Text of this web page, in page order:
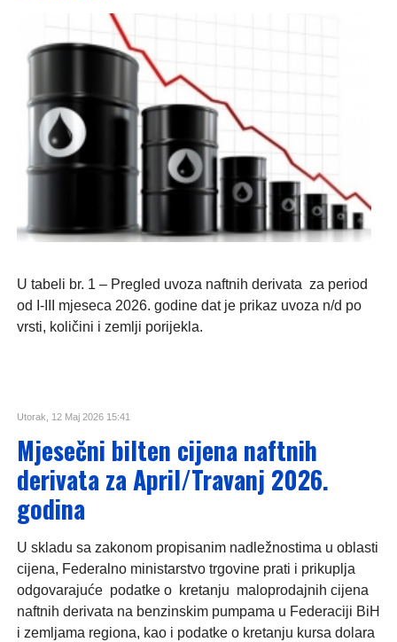
U tabeli br. 1 – Pregled uvoza naftnih derivata za period
od I-III mjeseca 2026. godine dat je prikaz uvoza n/d po
vrsti, količini i zemlji porijekla.
Utorak, 12 Maj 2026 15:41
Mjesečni bilten cijena naftnih
derivata za April/Travanj 2026.
godina
U skladu sa zakonom propisanim nadležnostima u oblasti
cijena, Federalno ministarstvo trgovine prati i prikuplja
odgovarajuće podatke o kretanju maloprodajnih cijena
naftnih derivata na benzinskim pumpama u Federaciji BiH
i zemljama regiona, kao i podatke o kretanju kursa dolara